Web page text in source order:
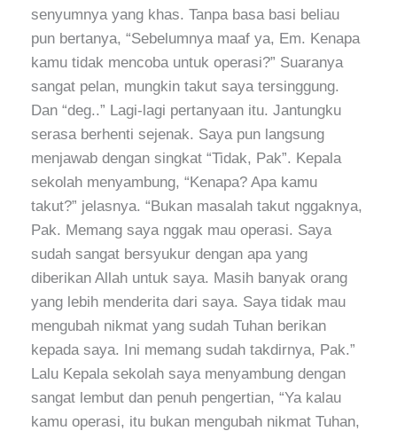
senyumnya yang khas. Tanpa basa basi beliau
pun bertanya, “Sebelumnya maaf ya, Em. Kenapa
kamu tidak mencoba untuk operasi?” Suaranya
sangat pelan, mungkin takut saya tersinggung.
Dan “deg..” Lagi-lagi pertanyaan itu. Jantungku
serasa berhenti sejenak. Saya pun langsung
menjawab dengan singkat “Tidak, Pak”. Kepala
sekolah menyambung, “Kenapa? Apa kamu
takut?” jelasnya. “Bukan masalah takut nggaknya,
Pak. Memang saya nggak mau operasi. Saya
sudah sangat bersyukur dengan apa yang
diberikan Allah untuk saya. Masih banyak orang
yang lebih menderita dari saya. Saya tidak mau
mengubah nikmat yang sudah Tuhan berikan
kepada saya. Ini memang sudah takdirnya, Pak.”
Lalu Kepala sekolah saya menyambung dengan
sangat lembut dan penuh pengertian, “Ya kalau
kamu operasi, itu bukan mengubah nikmat Tuhan,